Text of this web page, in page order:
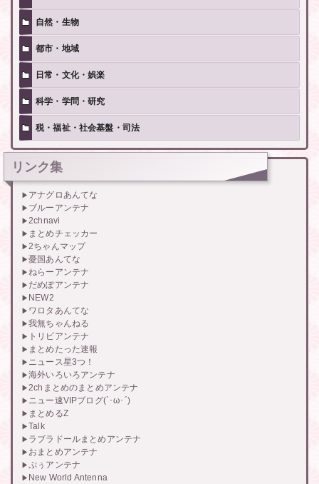
自然・生物
都市・地域
日常・文化・娯楽
科学・学問・研究
税・福祉・社会基盤・司法
リンク集
アナグロあんてな
ブルーアンテナ
2chnavi
まとめチェッカー
2ちゃんマップ
憂国あんてな
ねらーアンテナ
だめぽアンテナ
NEW2
ワロタあんてな
我無ちゃんねる
トリビアンテナ
まとめたった速報
ニュース星3つ！
海外いろいろアンテナ
2chまとめのまとめアンテナ
ニュー速VIPブログ(`･ω･´)
まとめるZ
Talk
ラブラドールまとめアンテナ
おまとめアンテナ
ぷぅアンテナ
New World Antenna